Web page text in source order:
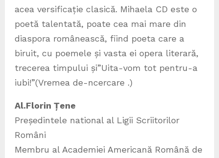
acea versificație clasică. Mihaela CD este o
poetă talentată, poate cea mai mare din
diaspora românească, fiind poeta care a
biruit, cu poemele și vasta ei opera literară,
trecerea timpului și”Uita-vom tot pentru-a
iubi!”(Vremea de-ncercare .)
Al.Florin Țene
Președintele national al Ligii Scriitorilor
Români
Membru al Academiei Americană Română de